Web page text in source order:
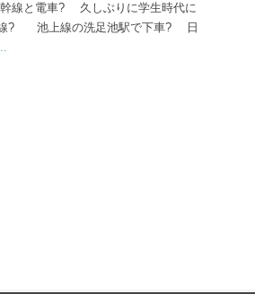
線と電車? 久しぶりに学生時代に
? 池上線の洗足池駅で下車? 日